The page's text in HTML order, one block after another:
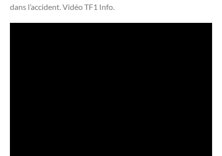
dans l’accident. Vidéo TF1 Info.